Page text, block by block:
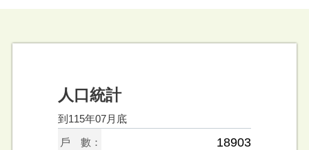
人口統計
到115年07月底
戶 數：
18903